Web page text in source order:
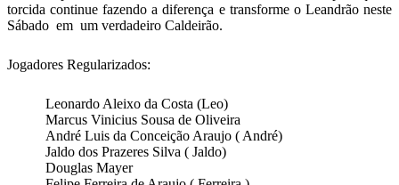
torcida continue fazendo a diferença e transforme o Leandrão neste
Sábado em um verdadeiro Caldeirão.
Jogadores Regularizados:
Leonardo Aleixo da Costa (Leo)
Marcus Vinicius Sousa de Oliveira
André Luis da Conceição Araujo ( André)
Jaldo dos Prazeres Silva ( Jaldo)
Douglas Mayer